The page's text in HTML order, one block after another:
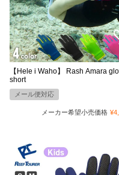
【Hele i Waho】 Rash Amara
short
メール便対応
メーカー希望小売価格 ¥